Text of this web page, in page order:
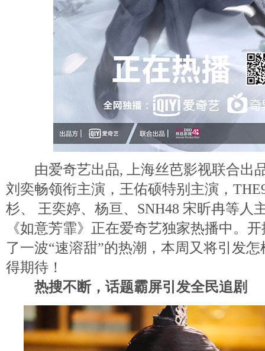
由爱奇艺出品, 上海丝芭影视联合出
刘奕畅领衔主演，王佑硕特别主演，
杉、 王奕婷、杨亘、SNH48 宋昕冉等人
《如意芳霏》正在爱奇艺独家热播中。
了一波“速溶甜”的热潮，本周又将引发
得期待！
热搜不断，话题霸屏引发全民追剧